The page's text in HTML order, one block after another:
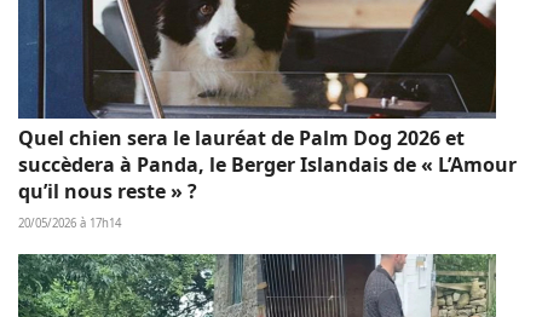
Quel chien sera le lauréat de Palm Dog 2026 et
succèdera à Panda, le Berger Islandais de « L’Amour
qu’il nous reste » ?
20/05/2026 à 17h14